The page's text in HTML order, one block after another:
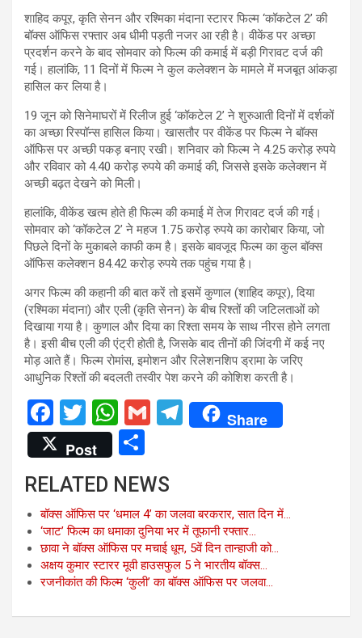
शाहिद कपूर, कृति सेनन और रश्मिका मंदाना स्टारर फिल्म ‘कॉकटेल 2’ की
बॉक्स ऑफिस रफ्तार अब धीमी पड़ती नजर आ रही है। वीकेंड पर अच्छा
प्रदर्शन करने के बाद सोमवार को फिल्म की कमाई में बड़ी गिरावट दर्ज की
गई। हालांकि, 11 दिनों में फिल्म ने कुल कलेक्शन के मामले में मजबूत आंकड़ा
हासिल कर लिया है।
19 जून को सिनेमाघरों में रिलीज हुई ‘कॉकटेल 2’ ने शुरुआती दिनों में दर्शकों
का अच्छा रिस्पॉन्स हासिल किया। खासतौर पर वीकेंड पर फिल्म ने बॉक्स
ऑफिस पर अच्छी पकड़ बनाए रखी। शनिवार को फिल्म ने 4.25 करोड़ रुपये
और रविवार को 4.40 करोड़ रुपये की कमाई की, जिससे इसके कलेक्शन में
अच्छी बढ़त देखने को मिली।
हालांकि, वीकेंड खत्म होते ही फिल्म की कमाई में तेज गिरावट दर्ज की गई।
सोमवार को ‘कॉकटेल 2’ ने महज 1.75 करोड़ रुपये का कारोबार किया, जो
पिछले दिनों के मुकाबले काफी कम है। इसके बावजूद फिल्म का कुल बॉक्स
ऑफिस कलेक्शन 84.42 करोड़ रुपये तक पहुंच गया है।
अगर फिल्म की कहानी की बात करें तो इसमें कुणाल (शाहिद कपूर), दिया
(रश्मिका मंदाना) और एली (कृति सेनन) के बीच रिश्तों की जटिलताओं को
दिखाया गया है। कुणाल और दिया का रिश्ता समय के साथ नीरस होने लगता
है। इसी बीच एली की एंट्री होती है, जिसके बाद तीनों की जिंदगी में कई नए
मोड़ आते हैं। फिल्म रोमांस, इमोशन और रिलेशनशिप ड्रामा के जरिए
आधुनिक रिश्तों की बदलती तस्वीर पेश करने की कोशिश करती है।
F
a
ce
b
o
o
k
T
wi
tt
er
W
h
at
s
A
p
p
G
T
a
m
Share
Post
h
ar
e
RELATED NEWS
बॉक्स ऑफिस पर ‘धमाल 4’ का जलवा बरकरार, सात दिन में…
‘जाट’ फिल्म का धमाका दुनिया भर में तूफानी रफ्तार…
छावा ने बॉक्स ऑफिस पर मचाई धूम, 5वें दिन तान्हाजी को…
अक्षय कुमार स्टारर मूवी हाउसफुल 5 ने भारतीय बॉक्स…
रजनीकांत की फिल्म ‘कुली’ का बॉक्स ऑफिस पर जलवा…